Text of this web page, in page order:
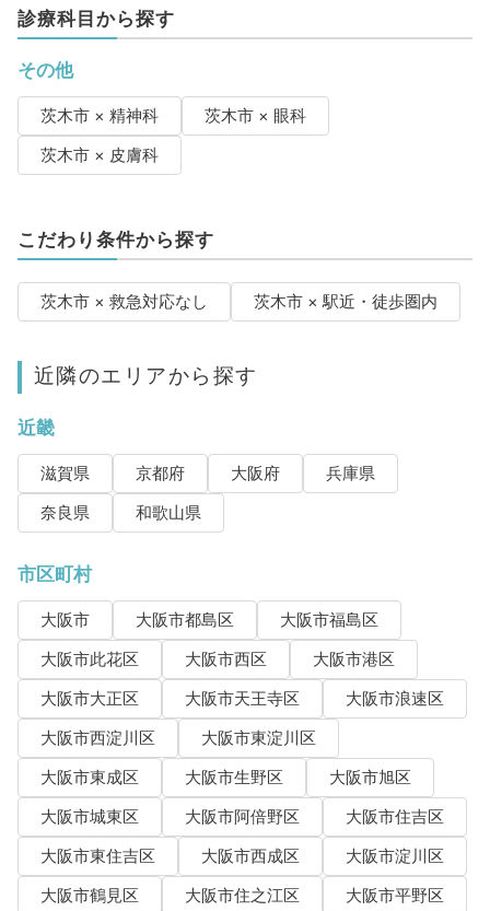
診療科目から探す
その他
茨木市 × 精神科
茨木市 × 眼科
茨木市 × 皮膚科
こだわり条件から探す
茨木市 × 救急対応なし 茨木市 × 駅近・徒歩圏内
近隣のエリアから探す
近畿
滋賀県 京都府 大阪府
兵庫県
奈良県
和歌山県
市区町村
大阪市 大阪市都島区
大阪市福島区
大阪市此花区
大阪市西区
大阪市港区
大阪市大正区
大阪市天王寺区
大阪市浪速区
大阪市西淀川区
大阪市東淀川区
大阪市東成区
大阪市生野区
大阪市旭区
大阪市城東区
大阪市阿倍野区
大阪市住吉区
大阪市東住吉区
大阪市西成区
大阪市淀川区
大阪市鶴見区
大阪市住之江区
大阪市平野区